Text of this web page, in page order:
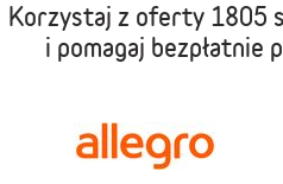
Korzystaj z oferty 1805
i pomagaj bezpłatnie